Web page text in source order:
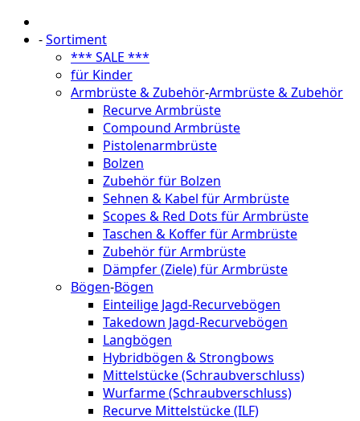
-Sortiment
*** SALE ***
für Kinder
Armbrüste & Zubehör-Armbrüste & Zubehör
Recurve Armbrüste
Compound Armbrüste
Pistolenarmbrüste
Bolzen
Zubehör für Bolzen
Sehnen & Kabel für Armbrüste
Scopes & Red Dots für Armbrüste
Taschen & Koffer für Armbrüste
Zubehör für Armbrüste
Dämpfer (Ziele) für Armbrüste
Bögen-Bögen
Einteilige Jagd-Recurvebögen
Takedown Jagd-Recurvebögen
Langbögen
Hybridbögen & Strongbows
Mittelstücke (Schraubverschluss)
Wurfarme (Schraubverschluss)
Recurve Mittelstücke (ILF)